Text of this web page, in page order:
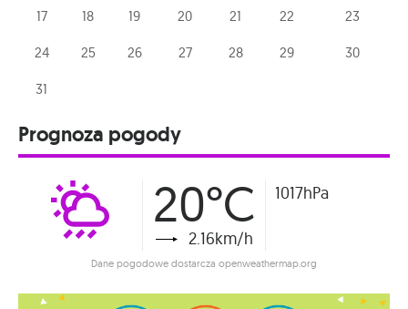
17 18 19 20 21 22 23
24 25 26 27 28 29 30
31
Prognoza pogody
20°C
2.16km/h
1017hPa
Dane pogodowe dostarcza openweathermap.org